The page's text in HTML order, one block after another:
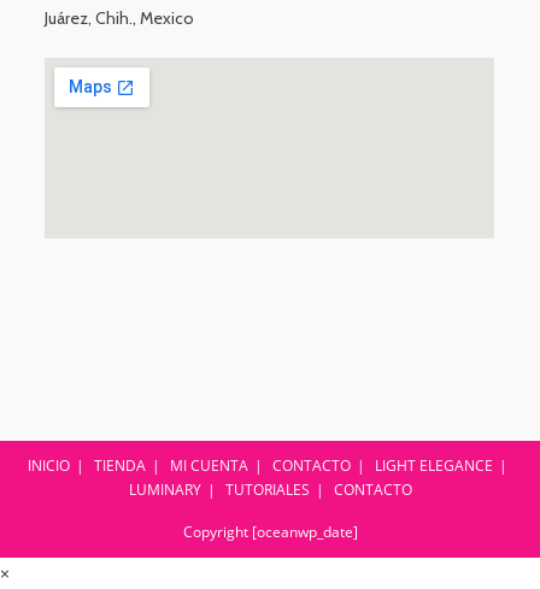
Juárez, Chih., Mexico
INICIO TIENDA MI CUENTA CONTACTO
LIGHT ELEGANCE
LUMINARY
TUTORIALES CONTACTO
Copyright [oceanwp_date]
×